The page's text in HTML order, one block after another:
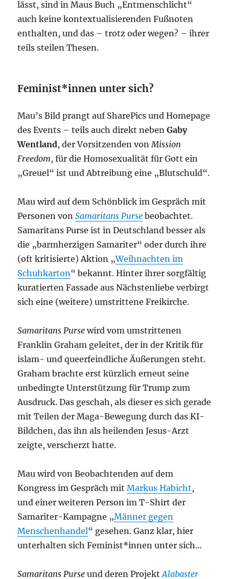
lässt, sind in Maus Buch „Entmenschlicht“
auch keine kontextualisierenden Fußnoten
enthalten, und das – trotz oder wegen? – ihrer
teils steilen Thesen.
Feminist*innen unter sich?
Mau’s Bild prangt auf SharePics und Homepage
des Events – teils auch direkt nebenGaby
Wentland, der Vorsitzenden vonMission
Freedom, für die Homosexualität für Gott ein
„Greuel“ ist und Abtreibung eine „Blutschuld“.
Mau wird auf dem Schönblick im Gespräch mit
Personen vonSamaritans Purse beobachtet.
Samaritans Purse ist in Deutschland besser als
die „barmherzigen Samariter“ oder durch ihre
(oft kritisierte) Aktion „Weihnachten im
Schuhkarton“ bekannt. Hinter ihrer sorgfältig
kuratierten Fassade aus Nächstenliebe verbirgt
sich eine (weitere) umstrittene Freikirche.
Samaritans Purse wird vom umstrittenen
Franklin Graham geleitet, der in der Kritik für
islam- und queerfeindliche Äußerungen steht.
Graham brachte erst kürzlich erneut seine
unbedingte Unterstützung für Trump zum
Ausdruck. Das geschah, als dieser es sich gerade
mit Teilen der Maga-Bewegung durch das KI-
Bildchen, das ihn als heilenden Jesus-Arzt
zeigte, verscherzt hatte.
Mau wird von Beobachtenden auf dem
Kongress im Gespräch mitMarkus Habicht,
und einer weiteren Person im T-Shirt der
Samariter-Kampagne „Männer gegen
Menschenhandel“ gesehen. Ganz klar, hier
unterhalten sich Feminist*innen unter sich…
Samaritans Purse und deren ProjektAlabaster